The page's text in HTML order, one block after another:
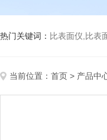
热门关键词： 比表面仪,比表面
当前位置： 首页 > 产品中